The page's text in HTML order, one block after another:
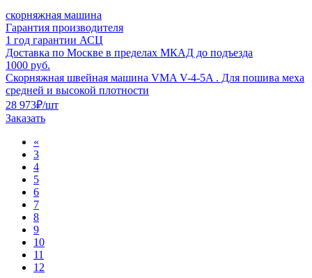
скорняжная машина
Гарантия производителя
1 год гарантии АСЦ
Доставка по Москве в пределах МКАД до подъезда
1000 руб.
Скорняжная швейная машина VMA V-4-5A . Для пошива меха
средней и высокой плотности
28 973₽/шт
Заказать
«
3
4
5
6
7
8
9
10
11
12